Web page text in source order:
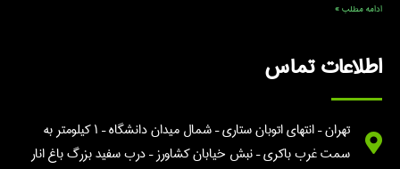
ادامه مطلب »
اطلاعات تماس
تهران – انتهای اتوبان ستاری – شمال میدان دانشگاه – ۱ کیلومتر به
سمت غرب باکری – نبش خیابان کشاورز – درب سفید بزرگ باغ انار